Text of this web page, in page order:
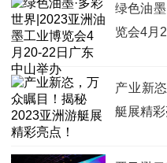
绿色油
览会4月
产业新
艇展精彩